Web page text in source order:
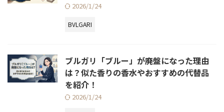
2026/1/24
BVLGARI
ブルガリ「ブルー」が廃盤になった理由
は？似た香りの香水やおすすめの代替品
を紹介！
2026/1/24